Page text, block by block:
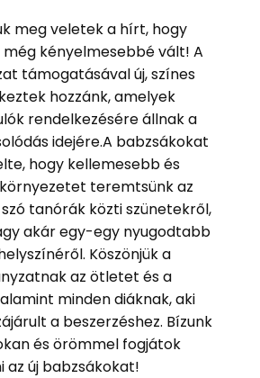
meg veletek a hírt, hogy
kényelmesebbé vált! A
támogatásával új, színes
hozzánk, amelyek
rendelkezésére állnak a
idejére.A babzsákokat
hogy kellemesebb és
teremtsünk az
tanórák közti szünetekről,
akár egy-egy nyugodtabb
Köszönjük a
az ötletet és a
minden diáknak, aki
a beszerzéshez. Bízunk
és örömmel fogjátok
az új babzsákokat!